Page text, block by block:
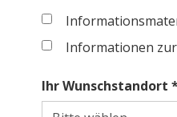
Informationen
Ihr Wunschstandort